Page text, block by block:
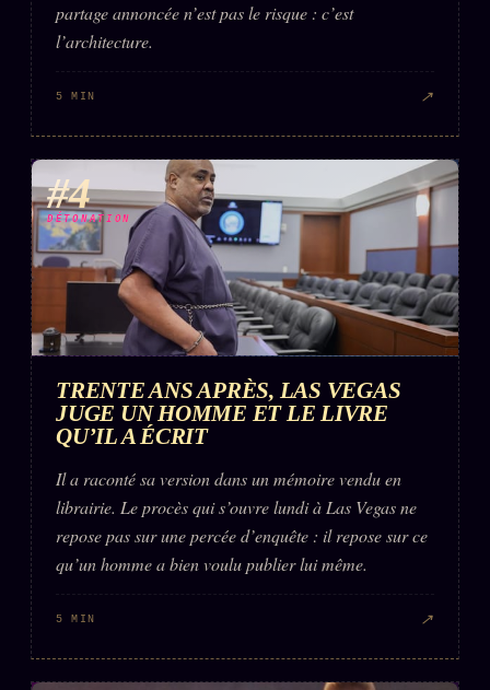
partage annoncée n’est pas le risque : c’est
l’architecture.
5 MIN ↗
#4
DÉTONATION
TRENTE ANS APRÈS, LAS VEGAS
JUGE UN HOMME ET LE LIVRE
QU’IL A ÉCRIT
Il a raconté sa version dans un mémoire vendu en
librairie. Le procès qui s’ouvre lundi à Las Vegas ne
repose pas sur une percée d’enquête : il repose sur ce
qu’un homme a bien voulu publier lui même.
5 MIN ↗